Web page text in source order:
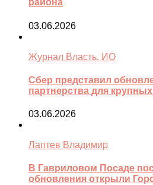
района
03.06.2026
Журнал Власть. ИО
Сбер представил
партнерства для
03.06.2026
Лаптев Владимир
В Гавриловом Посаде
обновления открыли